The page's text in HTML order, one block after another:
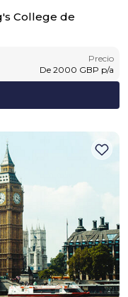
College de
Precio
De 2000 GBP p/a